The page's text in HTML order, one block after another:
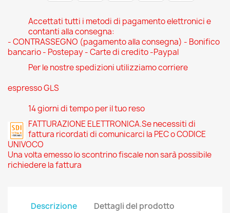
Accettati tutti i metodi di pagamento elettronici e
contanti alla consegna:
- CONTRASSEGNO (pagamento alla consegna) - Bonifico
bancario - Postepay - Carte di credito -Paypal
Per le nostre spedizioni utilizziamo corriere
espresso GLS
14 giorni di tempo per il tuo reso
FATTURAZIONE ELETTRONICA.Se necessiti di
fattura ricordati di comunicarci la PEC o CODICE
UNIVOCO
Una volta emesso lo scontrino fiscale non sarà possibile
richiedere la fattura
Descrizione Dettagli del prodotto